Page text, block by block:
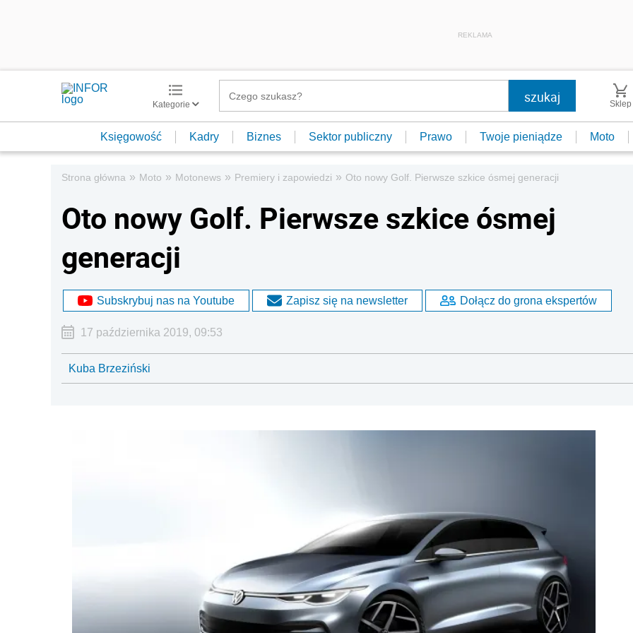
REKLAMA
Kategorie Sklep
Księgowość Kadry Biznes Sektor publiczny Prawo Twoje pieniądze Moto
Strona główna » Moto » Motonews » Premiery i zapowiedzi » Oto nowy Golf. Pierwsze szkice ósmej generacji
Oto nowy Golf. Pierwsze szkice ósmej
generacji
Subskrybuj nas na Youtube Zapisz się na newsletter Dołącz do grona ekspertów
17 października 2019, 09:53
Kuba Brzeziński